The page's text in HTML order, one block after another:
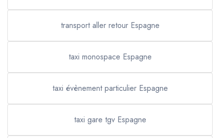
transport aller retour Espagne
taxi monospace Espagne
taxi évènement particulier Espagne
taxi gare tgv Espagne